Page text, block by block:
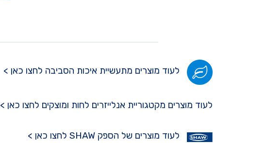
לעוד מוצרים מתעשיית איכות הסביבה לחצו כאן >
לעוד מוצרים מקטגוריית אנלייזרים לחות ומוצקים לחצו כאן >
לעוד מוצרים של הספק SHAW לחצו כאן >